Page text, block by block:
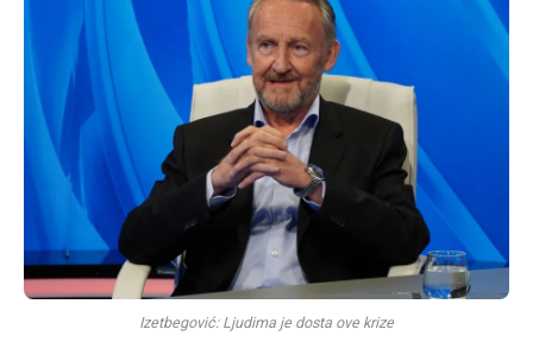
Izetbegović: Ljudima je dosta ove krize